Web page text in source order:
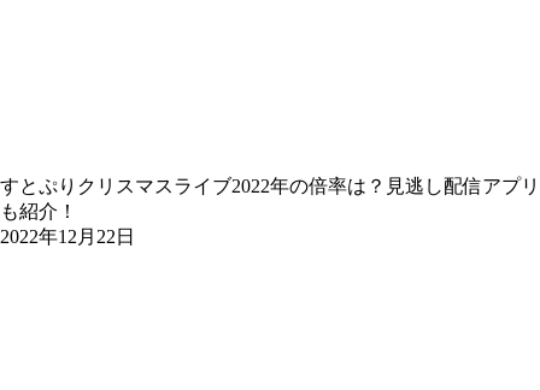
すとぷりクリスマスライブ2022年の倍率は？見逃し配信アプリ
も紹介！
2022年12月22日